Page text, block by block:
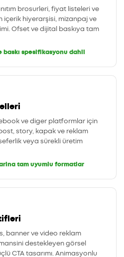
brosurleri, fiyat listeleri ve
içerik hiyerarşisi, mizanpaj ve
Ofset ve dijital baskıya tam
baskı spesifikasyonu dahil
ve diger platformlar için
story, kapak ve reklam
veya sürekli üretim
tam uyumlu formatlar
banner ve video reklam
destekleyen görsel
CTA tasarımı. Animasyonlu